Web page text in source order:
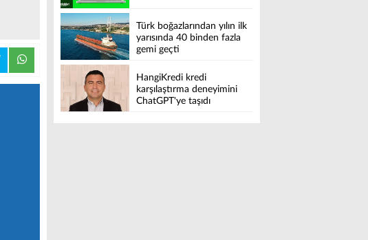
Türk boğazlarından yılın ilk
yarısında 40 binden fazla
gemi geçti
HangiKredi kredi
karşılaştırma deneyimini
ChatGPT'ye taşıdı